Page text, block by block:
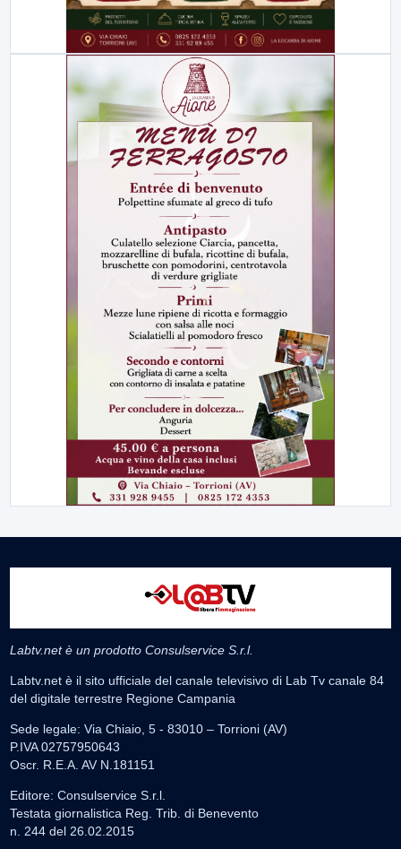
Labtv.net è un prodotto Consulservice S.r.l.
Labtv.net è il sito ufficiale del canale televisivo di Lab Tv canale 84
del digitale terrestre Regione Campania
Sede legale: Via Chiaio, 5 - 83010 – Torrioni (AV)
P.IVA 02757950643
Oscr. R.E.A. AV N.181151
Editore: Consulservice S.r.l.
Testata giornalistica Reg. Trib. di Benevento
n. 244 del 26.02.2015